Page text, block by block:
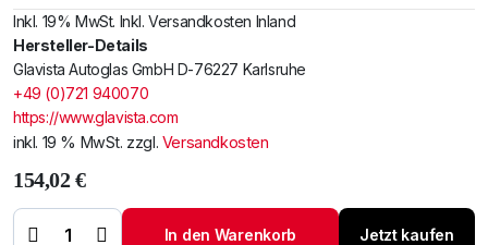
Inkl. 19% MwSt. Inkl. Versandkosten Inland
Hersteller-Details
Glavista Autoglas GmbH D-76227 Karlsruhe
+49 (0)721 940070
https://www.glavista.com
inkl. 19 % MwSt. zzgl. Versandkosten
154,02€
/ Frontscheibe
Toyota Yaris 05-
In den Warenkorb Jetzt kaufen